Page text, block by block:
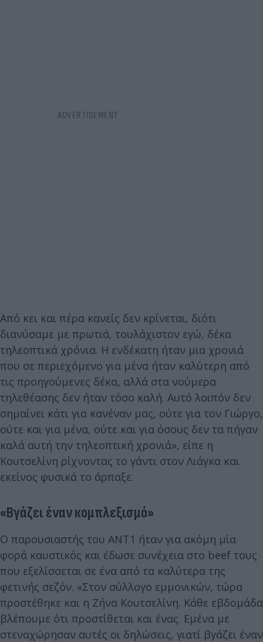
Από κει και πέρα κανείς δεν κρίνεται, διότι
διανύσαμε με πρωτιά, τουλάχιστον εγώ, δέκα
τηλεοπτικά χρόνια. Η ενδέκατη ήταν μια χρονιά
που σε περιεχόμενο για μένα ήταν καλύτερη από
τις προηγούμενες δέκα, αλλά στα νούμερα
τηλεθέασης δεν ήταν τόσο καλή. Αυτό λοιπόν δεν
σημαίνει κάτι για κανέναν μας, ούτε για τον Γιώργο,
ούτε και για μένα, ούτε και για όσους δεν τα πήγαν
καλά αυτή την τηλεοπτική χρονιά», είπε η
Κουτσελίνη ρίχνοντας το γάντι στον Λιάγκα και
εκείνος φυσικά το άρπαξε.
«Βγάζει έναν κομπλεξισμό»
Ο παρουσιαστής του ΑΝΤ1 ήταν για ακόμη μία
φορά καυστικός και έδωσε συνέχεια στο beef τους
που εξελίσσεται σε ένα από τα καλύτερα της
φετινής σεζόν. «Στον σύλλογο εμμονικών, τώρα
προστέθηκε και η Ζήνα Κουτσελίνη. Κάθε εβδομάδα
βλέπουμε ότι προστίθεται και ένας. Εμένα με
στεναχώρησαν αυτές οι δηλώσεις, γιατί βγάζει έναν